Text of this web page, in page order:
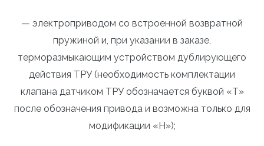
— электроприводом со встроенной возвратной
пружиной и, при указании в заказе,
терморазмыкающим устройством дублирующего
действия ТРУ (необходимость комплектации
клапана датчиком ТРУ обозначается буквой «Т»
после обозначения привода и возможна только для
модификации «Н»);